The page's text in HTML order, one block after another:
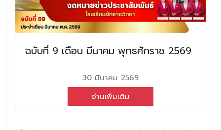
ฉบับที่ 9 เดือน มีนาคม พุทธศักราช 2569
30 มีนาคม 2569
อ่านเพิ่มเติม